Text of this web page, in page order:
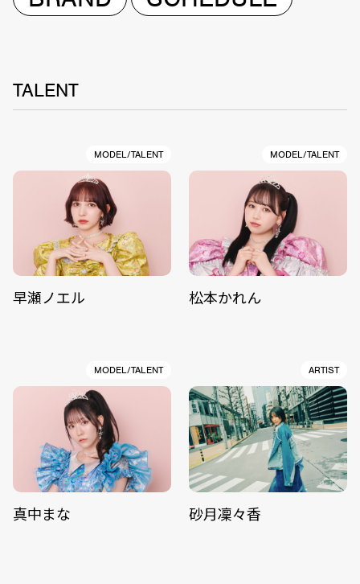
TALENT
MODEL/TALENT
早瀬ノエル
MODEL/TALENT
松本かれん
MODEL/TALENT
真中まな
ARTIST
砂月凜々香